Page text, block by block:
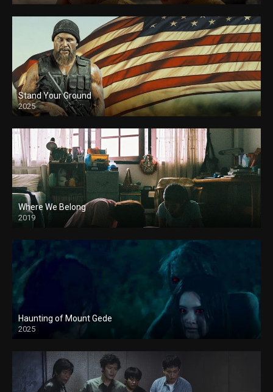
Stand Your Ground
2025
Where We Belong
2019
Haunting of Mount Gede
2025